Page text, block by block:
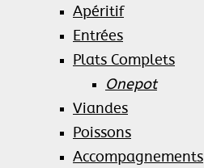
Apéritif
Entrées
Plats Complets
Onepot
Viandes
Poissons
Accompagnements